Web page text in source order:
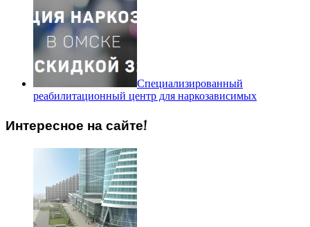
Специализированный
реабилитационный центр для наркозависимых
Интересное на сайте!